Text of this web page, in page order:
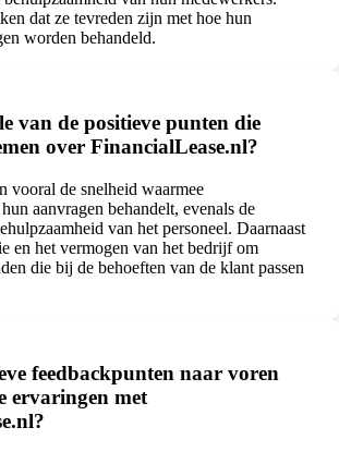
dat ze tevreden zijn met hoe hun
worden behandeld.
van de positieve punten die
over FinancialLease.nl?
vooral de snelheid waarmee
aanvragen behandelt, evenals de
van het personeel. Daarnaast
en het vermogen van het bedrijf om
die bij de behoeften van de klant passen
feedbackpunten naar voren
ervaringen met